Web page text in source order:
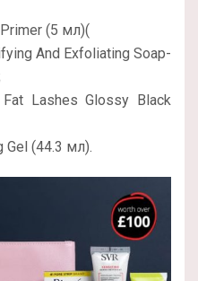
(5 мл)(
And Exfoliating Soap-
Lashes Glossy Black
Gel (44.3 мл).